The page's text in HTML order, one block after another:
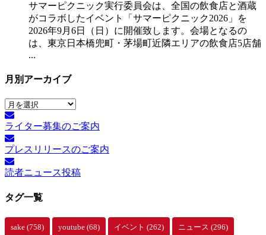
サマーピクニック実⾏委員会は、全国の飲⾷店と酒蔵
がコラボしたイベント「サマーピクニック2026」を
2026年9月6日（日）に開催致します。会場となるの
は、東京日本橋兜町・茅場町近隣エリアの飲食店5店舗
...
月別アーカイブ
月
別
ア
ー
カ
イ
ブ
ライター募集のご案内
プレスリリースのご案内
読者ニュース投稿
タグ一覧
sake (758) youtube (68) イベント (262) ニュース (296)